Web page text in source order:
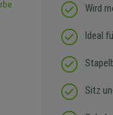
Wird
Ideal
Sitz